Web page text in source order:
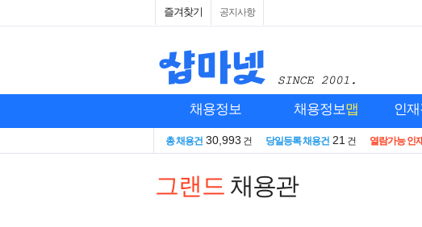
즐겨찾기 공지사항
채용정보 채용정보맵 인
총 채용건 30,993 건 당일등록 채용건 21 건 열람가능 인
그랜드 채용관